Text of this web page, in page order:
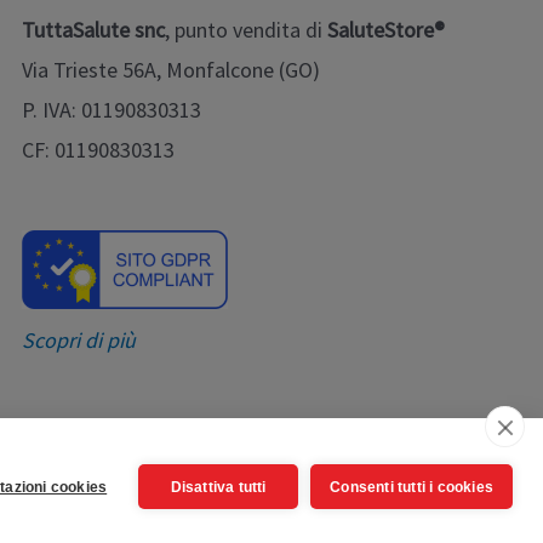
TuttaSalute snc, punto vendita di SaluteStore®
Via Trieste 56A, Monfalcone (GO)
P. IVA: 01190830313
CF: 01190830313
Scopri di più
cookies Disattiva tutti Consenti tutti i cookies